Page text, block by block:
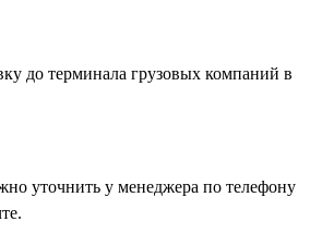
до терминала грузовых компаний в
уточнить у менеджера по телефону